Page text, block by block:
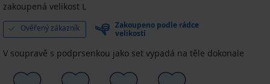
zakoupená velikost L
Ověřený zákazník
Zakoupeno podle rádce
velikostí
V soupravě s podprsenkou jako set vypadá na těle dokonale